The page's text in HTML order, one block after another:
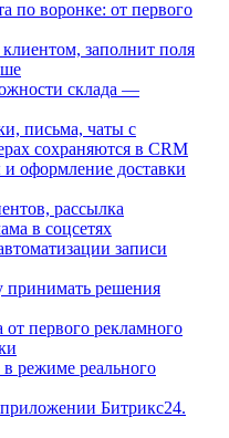
по воронке: от первого
заполнит поля
склада —
письма, чаты с
сохраняются в CRM
оформление доставки
рассылка
в соцсетях
записи
принимать решения
от первого рекламного
режиме реального
Битрикс24.